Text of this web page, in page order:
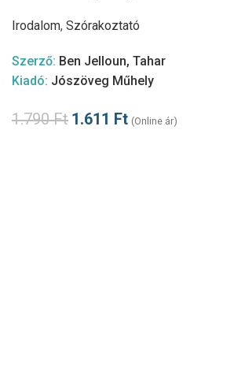
Irodalom, Szórakoztató
Szerző: Ben Jelloun, Tahar
Kiadó: Jószöveg Műhely
1.790Ft 1.611 Ft (Online ár)